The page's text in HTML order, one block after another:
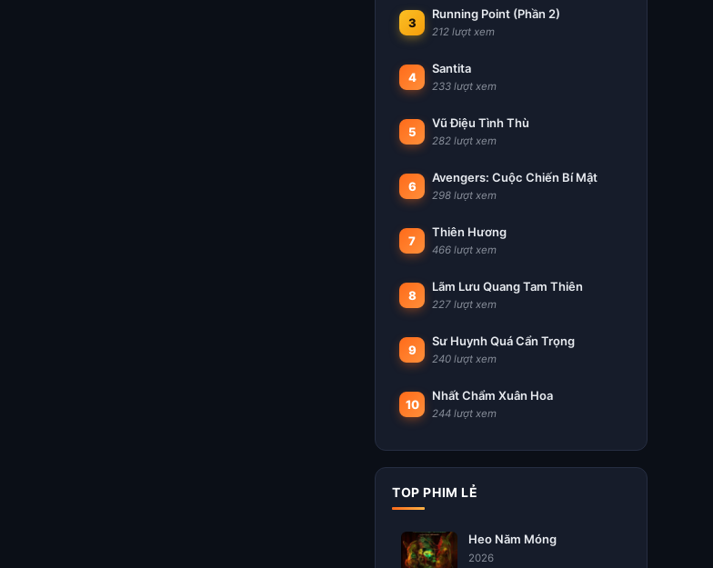
3
Running Point (Phần 2)
212 lượt xem
4
Santita
233 lượt xem
5
Vũ Điệu Tình Thù
282 lượt xem
6
Avengers: Cuộc Chiến Bí Mật
298 lượt xem
7
Thiên Hương
466 lượt xem
8
Lãm Lưu Quang Tam Thiên
227 lượt xem
9
Sư Huynh Quá Cẩn Trọng
240 lượt xem
10
Nhất Chẩm Xuân Hoa
244 lượt xem
TOP PHIM LẺ
Heo Năm Móng
2026